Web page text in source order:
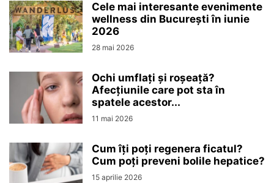
Cele mai interesante evenimente
wellness din București în iunie
2026
28 mai 2026
Ochi umflați și roșeață?
Afecțiunile care pot sta în
spatele acestor...
11 mai 2026
Cum îți poți regenera ficatul?
Cum poți preveni bolile hepatice?
15 aprilie 2026